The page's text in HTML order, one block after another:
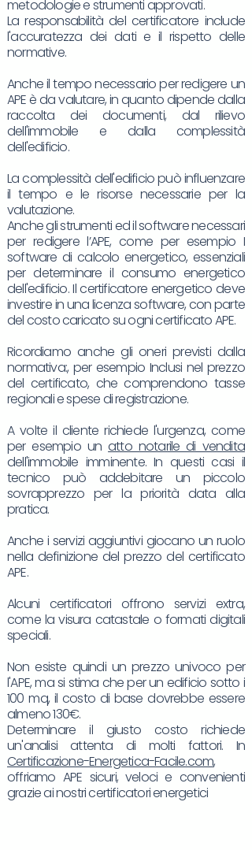
metodologie e strumenti approvati.
La responsabilità del certificatore include
l'accuratezza dei dati e il rispetto delle
normative.
Anche il tempo necessario per redigere un
APE è da valutare, in quanto dipende dalla
raccolta dei documenti, dal rilievo
dell'immobile e dalla complessità
dell'edificio.
La complessità dell'edificio può influenzare
il tempo e le risorse necessarie per la
valutazione.
Anche gli strumenti ed il software necessari
per redigere l’APE, come per esempio I
software di calcolo energetico, essenziali
per determinare il consumo energetico
dell'edificio. Il certificatore energetico deve
investire in una licenza software, con parte
del costo caricato su ogni certificato APE.
Ricordiamo anche gli oneri previsti dalla
normativa:, per esempio Inclusi nel prezzo
del certificato, che comprendono tasse
regionali e spese di registrazione.
A volte il cliente richiede l'urgenza, come
per esempio unatto notarile di vendita
dell'immobile imminente. In questi casi il
tecnico può addebitare un piccolo
sovrapprezzo per la priorità data alla
pratica.
Anche i servizi aggiuntivi giocano un ruolo
nella definizione del prezzo del certificato
APE.
Alcuni certificatori offrono servizi extra,
come la visura catastale o formati digitali
speciali.
Non esiste quindi un prezzo univoco per
l'APE, ma si stima che per un edificio sotto i
100 mq, il costo di base dovrebbe essere
almeno 130€.
Determinare il giusto costo richiede
un'analisi attenta di molti fattori. In
Certificazione-Energetica-Facile.com,
offriamo APE sicuri, veloci e convenienti
grazie ai nostri certificatori energetici